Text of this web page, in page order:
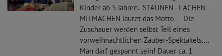
Kinder ab 5 Jahren. STAUNEN - LACHEN -
MITMACHEN lautet das Motto - Die
Zuschauer werden selbst Teil eines
vorweihnachtlichen Zauber-Spektakels....
Man darf gespannt sein! Dauer ca. 1